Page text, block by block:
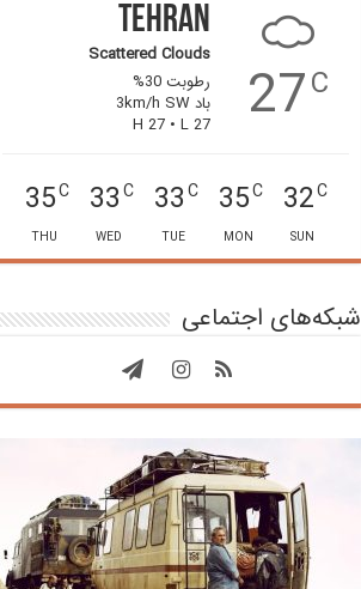
27C
Tehran
Scattered Clouds
رطوبت 30%
باد 3km/h SW
H 27 • L 27
32C
SUN
35C
MON
33C
TUE
33C
WED
35C
THU
شبکه‌های اجتماعی